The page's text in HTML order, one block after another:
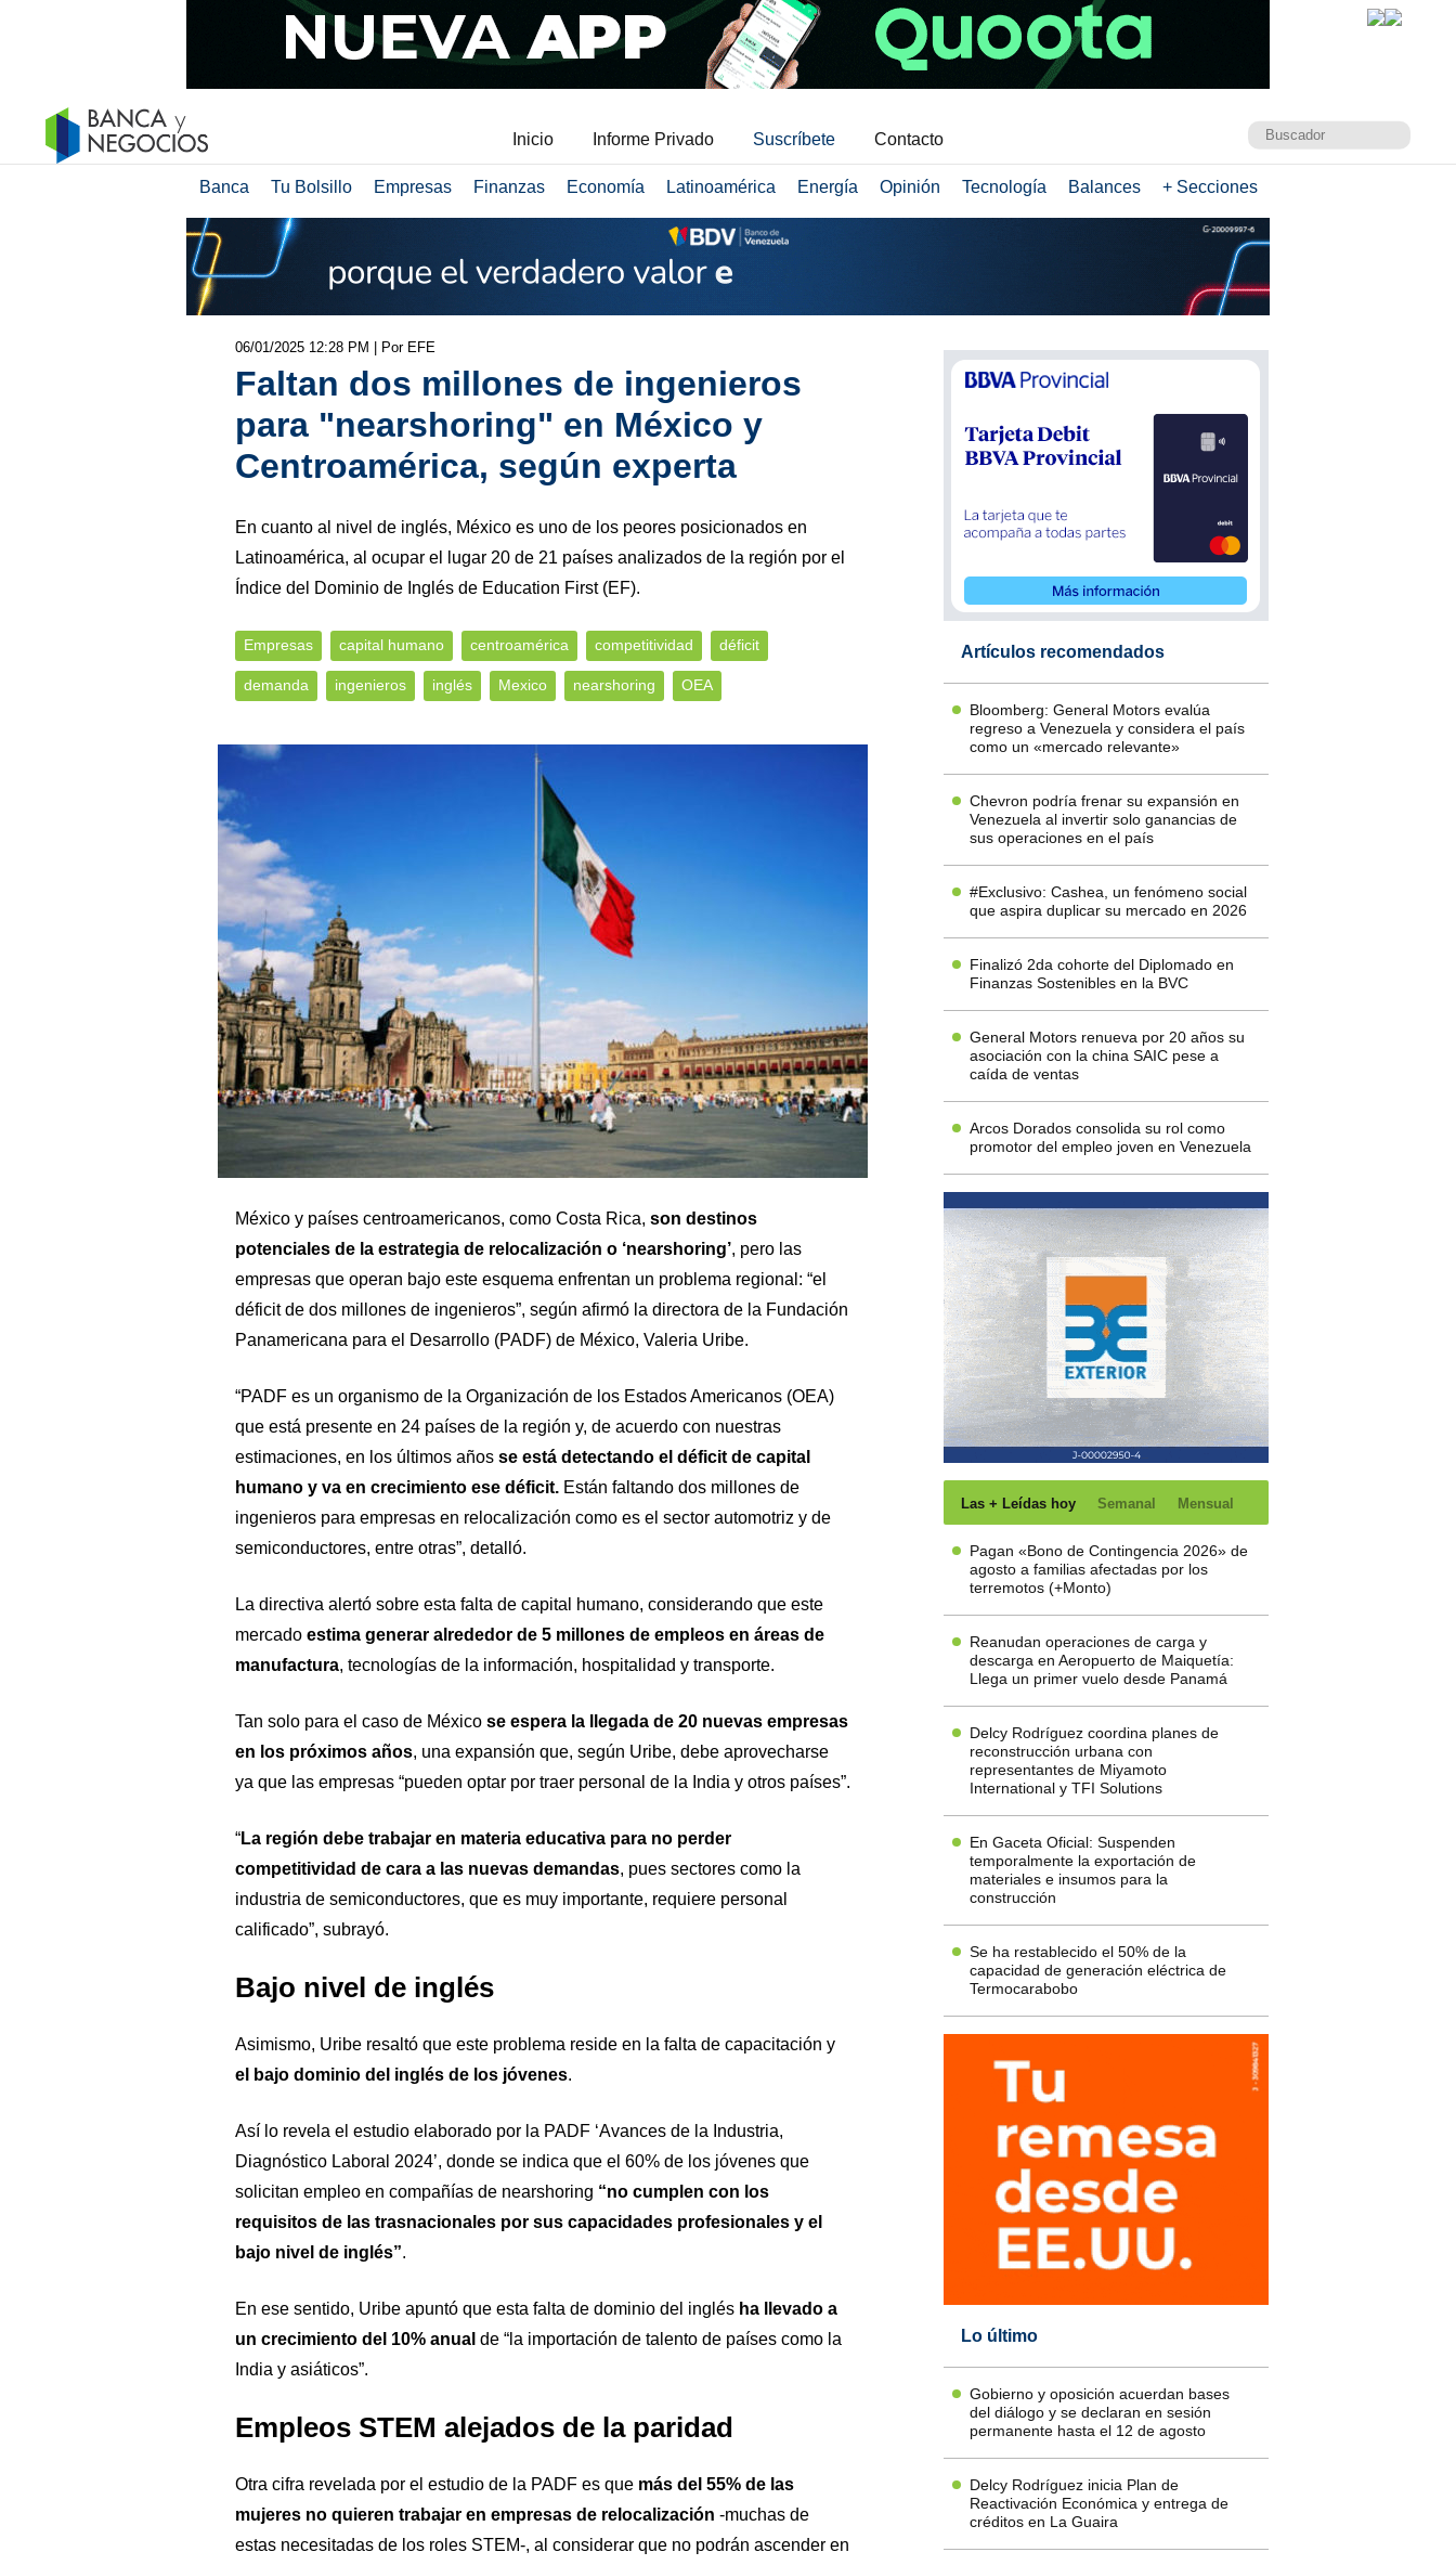
Inicio Informe Privado Suscríbete Contacto
Banca Tu Bolsillo Empresas Finanzas Economía Latinoamérica Energía Opinión Tecnología Balances + Secciones
06/01/2025 12:28 PM | Por EFE
Faltan dos millones de ingenieros
para "nearshoring" en México y
Centroamérica, según experta
En cuanto al nivel de inglés, México es uno de los peores posicionados en
Latinoamérica, al ocupar el lugar 20 de 21 países analizados de la región por el
Índice del Dominio de Inglés de Education First (EF).
Empresas capital humano centroamérica competitividad déficit
demanda ingenieros inglés Mexico nearshoring OEA
México y países centroamericanos, como Costa Rica, son destinos
potenciales de la estrategia de relocalización o ‘nearshoring’, pero las
empresas que operan bajo este esquema enfrentan un problema regional: “el
déficit de dos millones de ingenieros”, según afirmó la directora de la Fundación
Panamericana para el Desarrollo (PADF) de México, Valeria Uribe.
“PADF es un organismo de la Organización de los Estados Americanos (OEA)
que está presente en 24 países de la región y, de acuerdo con nuestras
estimaciones, en los últimos años se está detectando el déficit de capital
humano y va en crecimiento ese déficit. Están faltando dos millones de
ingenieros para empresas en relocalización como es el sector automotriz y de
semiconductores, entre otras”, detalló.
La directiva alertó sobre esta falta de capital humano, considerando que este
mercado estima generar alrededor de 5 millones de empleos en áreas de
manufactura, tecnologías de la información, hospitalidad y transporte.
Tan solo para el caso de México se espera la llegada de 20 nuevas empresas
en los próximos años, una expansión que, según Uribe, debe aprovecharse
ya que las empresas “pueden optar por traer personal de la India y otros países”.
“La región debe trabajar en materia educativa para no perder
competitividad de cara a las nuevas demandas, pues sectores como la
industria de semiconductores, que es muy importante, requiere personal
calificado”, subrayó.
Bajo nivel de inglés
Asimismo, Uribe resaltó que este problema reside en la falta de capacitación y
el bajo dominio del inglés de los jóvenes.
Así lo revela el estudio elaborado por la PADF ‘Avances de la Industria,
Diagnóstico Laboral 2024’, donde se indica que el 60% de los jóvenes que
solicitan empleo en compañías de nearshoring “no cumplen con los
requisitos de las trasnacionales por sus capacidades profesionales y el
bajo nivel de inglés”.
En ese sentido, Uribe apuntó que esta falta de dominio del inglés ha llevado a
un crecimiento del 10% anual de “la importación de talento de países como la
India y asiáticos”.
Empleos STEM alejados de la paridad
Otra cifra revelada por el estudio de la PADF es que más del 55% de las
mujeres no quieren trabajar en empresas de relocalización -muchas de
estas necesitadas de los roles STEM-, al considerar que no podrán ascender en
Artículos recomendados
Bloomberg: General Motors evalúa
regreso a Venezuela y considera el país
como un «mercado relevante»
Chevron podría frenar su expansión en
Venezuela al invertir solo ganancias de
sus operaciones en el país
#Exclusivo: Cashea, un fenómeno social
que aspira duplicar su mercado en 2026
Finalizó 2da cohorte del Diplomado en
Finanzas Sostenibles en la BVC
General Motors renueva por 20 años su
asociación con la china SAIC pese a
caída de ventas
Arcos Dorados consolida su rol como
promotor del empleo joven en Venezuela
Las + Leídas hoy Semanal Mensual
Pagan «Bono de Contingencia 2026» de
agosto a familias afectadas por los
terremotos (+Monto)
Reanudan operaciones de carga y
descarga en Aeropuerto de Maiquetía:
Llega un primer vuelo desde Panamá
Delcy Rodríguez coordina planes de
reconstrucción urbana con
representantes de Miyamoto
International y TFI Solutions
En Gaceta Oficial: Suspenden
temporalmente la exportación de
materiales e insumos para la
construcción
Se ha restablecido el 50% de la
capacidad de generación eléctrica de
Termocarabobo
Lo último
Gobierno y oposición acuerdan bases
del diálogo y se declaran en sesión
permanente hasta el 12 de agosto
Delcy Rodríguez inicia Plan de
Reactivación Económica y entrega de
créditos en La Guaira